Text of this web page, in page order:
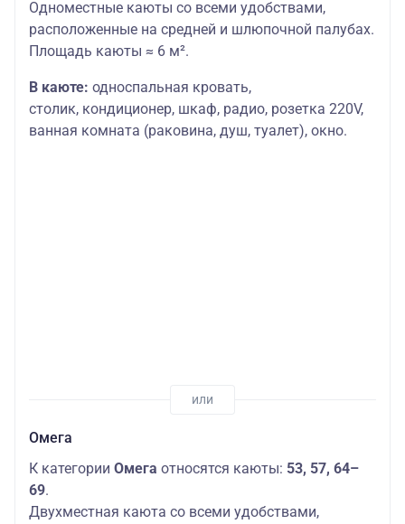
Одноместные каюты со всеми удобствами,
расположенные на средней и шлюпочной палубах.
Площадь каюты ≈ 6 м².
В каюте: односпальная кровать,
столик, кондиционер, шкаф, радио, розетка 220V,
ванная комната (раковина, душ, туалет), окно.
Омега
К категории Омега относятся каюты: 53, 57, 64–
69.
Двухместная каюта со всеми удобствами,